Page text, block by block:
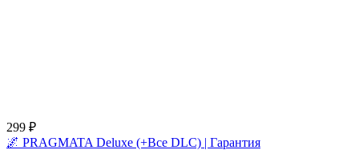
299 ₽
🌌 PRAGMATA Deluxe (+Все DLC) | Гарантия